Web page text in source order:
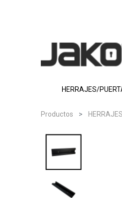
HERRAJES/
Productos